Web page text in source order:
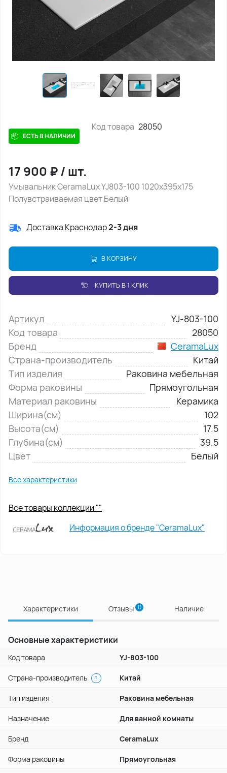
ЕСТЬ В НАЛИЧИИ
Код товара 28050
17 900 ₽/ шт.
Умывальник CeramaLux YJ803-100 1020х395х175
Полувстраиваемая цвет Белый
Доставка Краснодар2-3 дня
В КОРЗИНУ
КУПИТЬ В 1 КЛИК
Артикул
YJ-803-100
Код товара
28050
Бренд
CeramaLux
Страна-производитель
Китай
Тип изделия
Раковина мебельная
Форма раковины
Прямоугольная
Материал раковины
Керамика
Ширина(см)
102
Высота(см)
17.5
Глубина(см)
39.5
Цвет
Белый
Все характеристики
Все товары коллекции ""
Информация о бренде "CeramaLux"
Характеристики Отзывы 0 Наличие
Основные характеристики
Код товара YJ-803-100
Страна-производитель ? Китай
Тип изделия Раковина мебельная
Назначение Для ванной комнаты
Бренд CeramaLux
Форма раковины Прямоугольная